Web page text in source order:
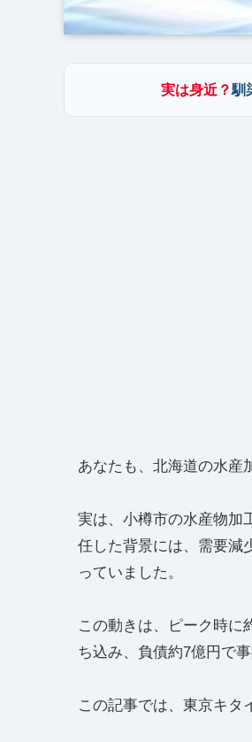
実は身近？馴
あなたも、北海道の水産
実は、小樽市の水産物加
任した背景には、需要減
っていました。
この動きは、ピーク時に
ち込み、負債約7億円で
この記事では、東京キタ